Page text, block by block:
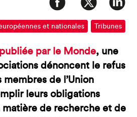
et nationales Tribunes
par le Monde, une
dénoncent le refus
de l’Union
leurs obligations
matière de recherche et de